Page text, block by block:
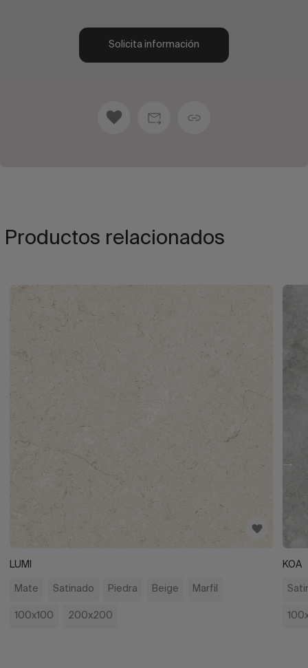
Solicita información
Productos relacionados
LUMI
Mate Satinado Piedra Beige Marfil
100x100 200x200
KOA